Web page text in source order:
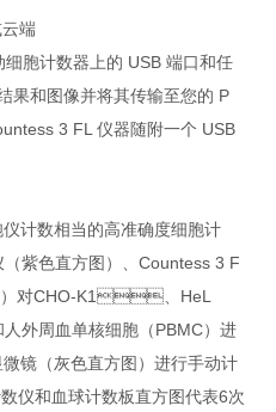
端
胞计数器上的 USB 端口和任
结果和图像并将其传输至您的 P
3 FL 仪器随附一个 USB
计数相当的高准确度细胞计
紫色直方图）、Countess 3 F
）对CHO-K1、HeL
周血单核细胞（PBMC）进
微镜（灰色直方图）进行手动计
数仪和血球计数板直方图代表6次